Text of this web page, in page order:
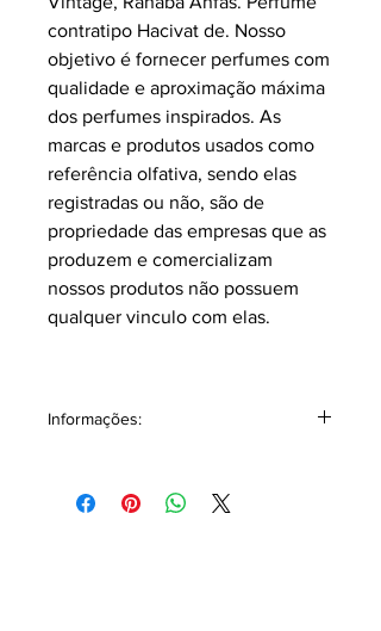
contratipo Hacivat de. Nosso
objetivo é fornecer perfumes com
qualidade e aproximação máxima
dos perfumes inspirados. As
marcas e produtos usados como
referência olfativa, sendo elas
registradas ou não, são de
propriedade das empresas que as
produzem e comercializam
nossos produtos não possuem
qualquer vinculo com elas.
Informações:
Classificação: Chipre.
Pirâmide Olfativa